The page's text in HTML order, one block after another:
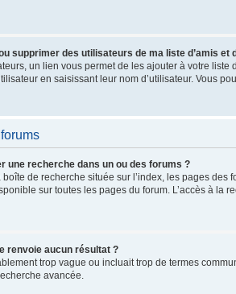
supprimer des utilisateurs de ma liste d’amis et
un lien vous permet de les ajouter à votre
en saisissant leur nom d’utilisateur. Vous
une recherche dans un ou des forums ?
de recherche située sur l’index, les pages
sur toutes les pages du forum. L’accès à la
renvoie aucun résultat ?
trop vague ou incluait trop de termes
avancée.